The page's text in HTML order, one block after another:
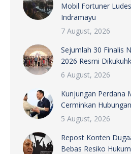
Mobil Fortuner
Indramayu
7 August, 2026
Sejumlah 30 Finalis
2026 Resmi
6 August, 2026
Kunjungan Perdana
Cerminkan
5 August, 2026
Repost Konten
Bebas Resiko